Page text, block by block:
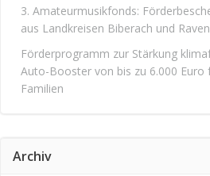
3. Amateurmusikfonds:
aus Landkreisen Biberach und
Förderprogramm zur Stärkung
Auto-Booster von bis zu 6.000 Euro
Familien
Archiv